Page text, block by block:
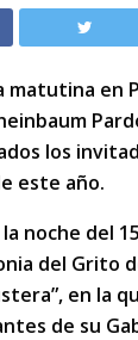
en
los
este año.
noche del
del Grito
en la
de su